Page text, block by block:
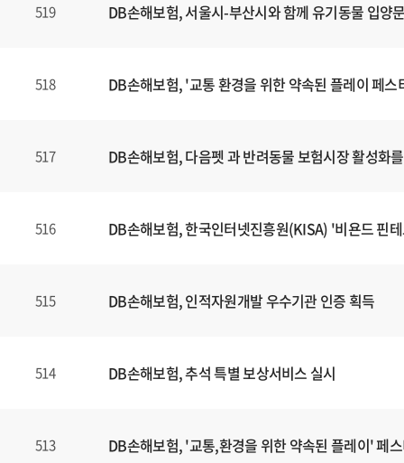
519 DB손해보험, 서울시-부산시와 함께 유기동물 입양
518 DB손해보험, '교통 환경을 위한 약속된 플레이 페
517 DB손해보험, 다음펫 과 반려동물 보험시장 활성화
516 DB손해보험, 한국인터넷진흥원(KISA) '비욘드 핀
515 DB손해보험, 인적자원개발 우수기관 인증 획득
514 DB손해보험, 추석 특별 보상서비스 실시
513 DB손해보험, '교통,환경을 위한 약속된 플레이' 페